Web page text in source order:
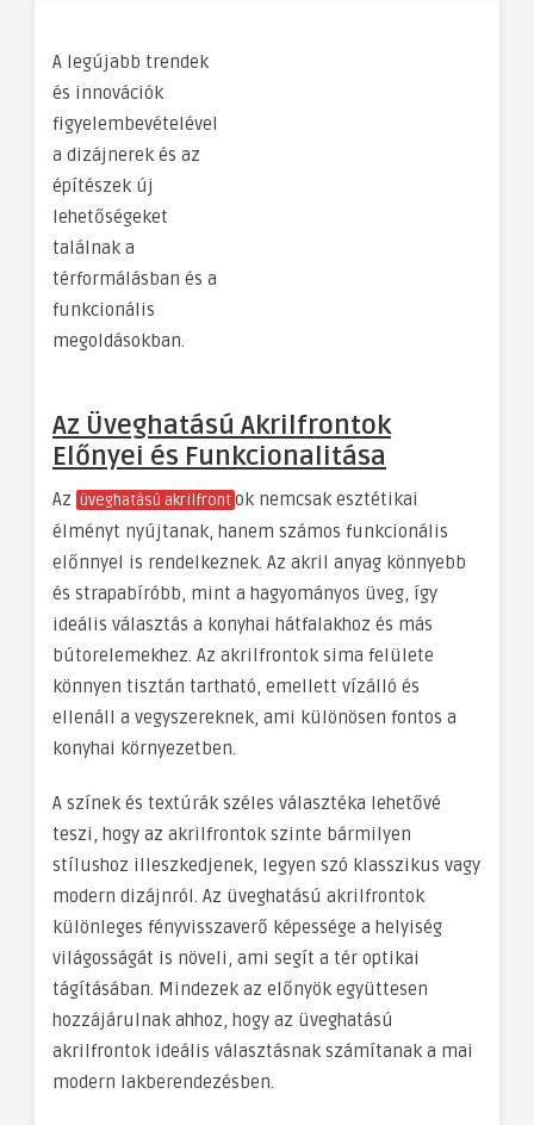
A legújabb trendek
és innovációk
figyelembevételével
a dizájnerek és az
építészek új
lehetőségeket
találnak a
térformálásban és a
funkcionális
megoldásokban.
Az Üveghatású Akrilfrontok
Előnyei és Funkcionalitása
Az üveghatású akrilfrontok nemcsak esztétikai
élményt nyújtanak, hanem számos funkcionális
előnnyel is rendelkeznek. Az akril anyag könnyebb
és strapabíróbb, mint a hagyományos üveg, így
ideális választás a konyhai hátfalakhoz és más
bútorelemekhez. Az akrilfrontok sima felülete
könnyen tisztán tartható, emellett vízálló és
ellenáll a vegyszereknek, ami különösen fontos a
konyhai környezetben.
A színek és textúrák széles választéka lehetővé
teszi, hogy az akrilfrontok szinte bármilyen
stílushoz illeszkedjenek, legyen szó klasszikus vagy
modern dizájnról. Az üveghatású akrilfrontok
különleges fényvisszaverő képessége a helyiség
világosságát is növeli, ami segít a tér optikai
tágításában. Mindezek az előnyök együttesen
hozzájárulnak ahhoz, hogy az üveghatású
akrilfrontok ideális választásnak számítanak a mai
modern lakberendezésben.